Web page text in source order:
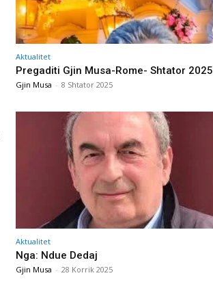
Aktualitet
Pregaditi Gjin Musa-Rome- Shtator 2025
Gjin Musa - 8 Shtator 2025
Aktualitet
Nga: Ndue Dedaj
Gjin Musa - 28 Korrik 2025